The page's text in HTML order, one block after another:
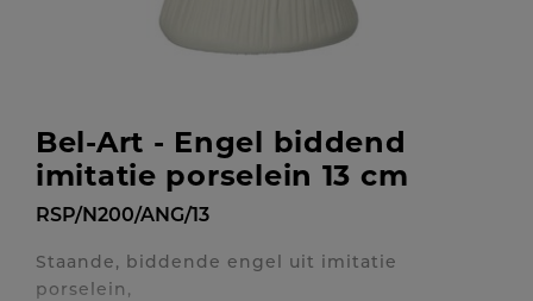
Bel-Art - Engel biddend
imitatie porselein 13 cm
RSP/N200/ANG/13
Staande, biddende engel uit imitatie
porselein,